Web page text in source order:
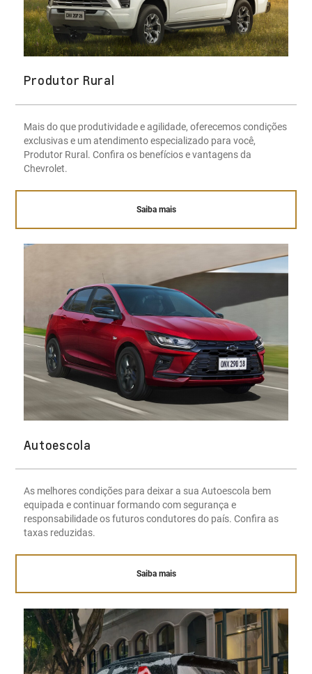
Produtor Rural
Mais do que produtividade e agilidade, oferecemos condições
exclusivas e um atendimento especializado para você,
Produtor Rural. Confira os benefícios e vantagens da
Chevrolet.
Saiba mais
Autoescola
As melhores condições para deixar a sua Autoescola bem
equipada e continuar formando com segurança e
responsabilidade os futuros condutores do país. Confira as
taxas reduzidas.
Saiba mais